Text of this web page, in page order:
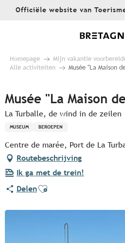
AllerOfficiële website van
Homepage Mijn vakantie
Alle activiteiten
Musée "La Maison
Musée "La Maison
La Turballe, de wind in de zeilen
MUSEUM BEROEPEN
Centre de marée, Port de La
Routebeschrijving
Ik ga met de trein!
DelenAjouter aux favoris